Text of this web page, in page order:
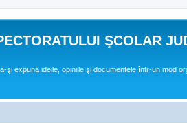
ŞCOLAR
şi expună ideile, opiniile şi documentele într-un mod